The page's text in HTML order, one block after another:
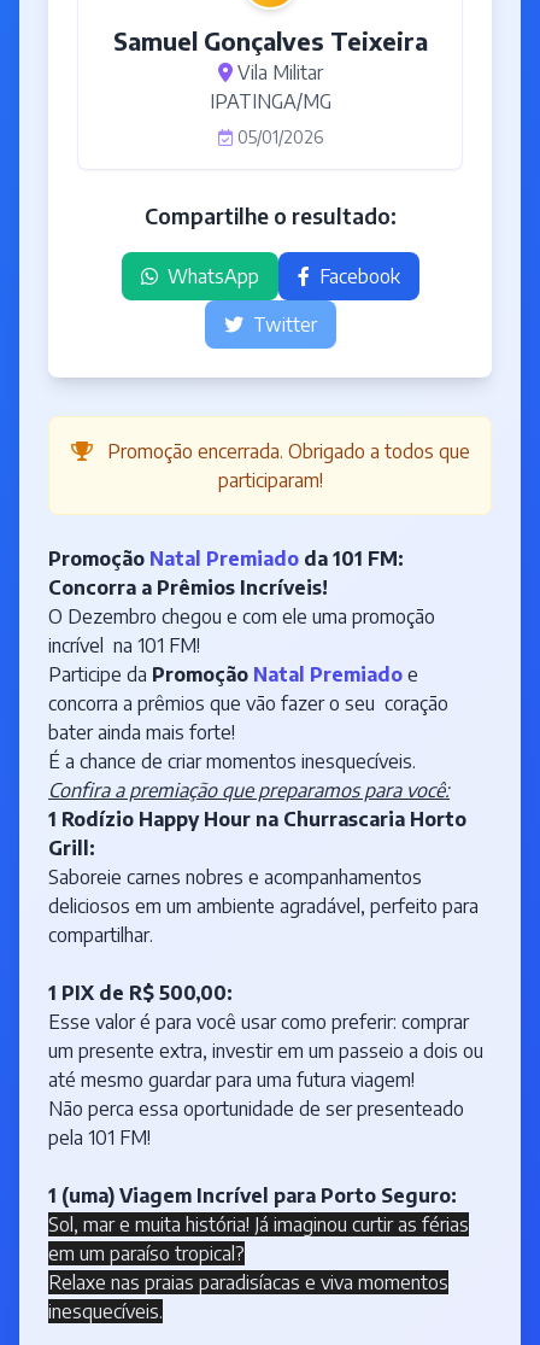
Samuel Gonçalves Teixeira
Vila Militar
IPATINGA/MG
05/01/2026
Compartilhe o resultado:
WhatsApp
Facebook
Twitter
Promoção encerrada. Obrigado a todos que
participaram!
Promoção Natal Premiado da 101 FM:
Concorra a Prêmios Incríveis!
O Dezembro chegou e com ele uma promoção
incrível na 101 FM!
Participe da Promoção Natal Premiado e
concorra a prêmios que vão fazer o seu coração
bater ainda mais forte!
É a chance de criar momentos inesquecíveis.
Confira a premiação que preparamos para você:
1 Rodízio Happy Hour na Churrascaria Horto
Grill:
Saboreie carnes nobres e acompanhamentos
deliciosos em um ambiente agradável, perfeito para
compartilhar.
1 PIX de R$ 500,00:
Esse valor é para você usar como preferir: comprar
um presente extra, investir em um passeio a dois ou
até mesmo guardar para uma futura viagem!
Não perca essa oportunidade de ser presenteado
pela 101 FM!
1 (uma) Viagem Incrível para Porto Seguro:
Sol, mar e muita história! Já imaginou curtir as férias
em um paraíso tropical?
Relaxe nas praias paradisíacas e viva momentos
inesquecíveis.